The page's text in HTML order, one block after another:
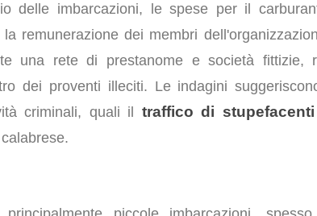
delle imbarcazioni, le spese per il
remunerazione dei membri
una rete di prestanome e società fittizie,
dei proventi illeciti. Le indagini
criminali, quali il traffico di stupefacenti